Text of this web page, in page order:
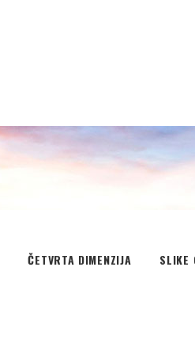
ČETVRTA DIMENZIJA SLIKE